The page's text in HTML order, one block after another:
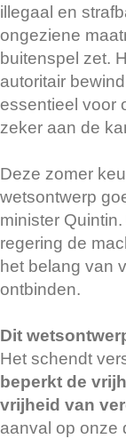
illegaal en
ongeziene
buitenspel zet.
autoritair
essentieel voor
zeker aan de
Deze zomer
wetsontwerp
minister
regering de
het belang van
ontbinden.
Dit
Het schendt
beperkt de
vrijheid van
aanval op onze